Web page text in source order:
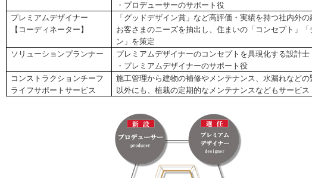
・プロデューサーのサポート役
プレミアムデザイナー
【コーディネーター】
「グッドデザイン賞」など高評価・実績を持つ社内外
お客さまのニーズを抽出し、住まいの「コンセプト」「
ン」を策定
ソリューションプランナー
プレミアムデザイナーのコンセプトを具現化する設計士
・プレミアムデザイナーのサポート役
コンストラクションチーフ
ライフサポートサービス
施工管理から建物の補修やメンテナンス、水漏れなどの
以外にも、植栽の定期的なメンテナンスなどもサービス